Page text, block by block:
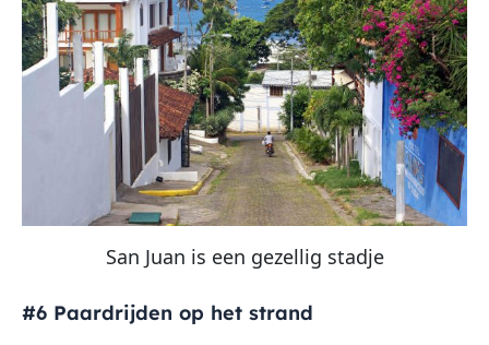
San Juan is een gezellig stadje
#6 Paardrijden op het strand